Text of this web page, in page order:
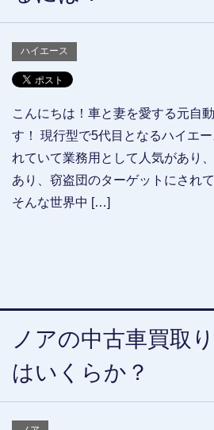
ハイエース
こんにちは！車と妻を愛する元自
す！ 現行型で5代目となるハイエ
れていて業務用として人気があり
あり、窃盗団のターゲットにされ
そんな世界中 […]
ノアの中古車買取
はいくらか？